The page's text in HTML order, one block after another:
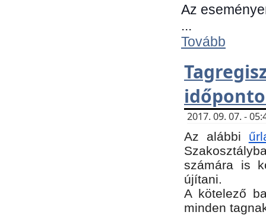
Az
...
Tovább
2017. 09. 07. -
Az alábbi
számára is
újítani.
​A kötelező
minden